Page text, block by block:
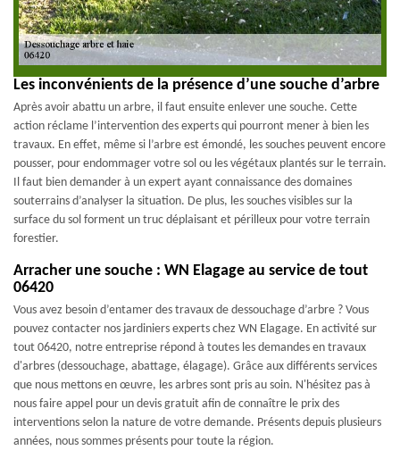
Les inconvénients de la présence d’une souche d’arbre
Après avoir abattu un arbre, il faut ensuite enlever une souche. Cette
action réclame l’intervention des experts qui pourront mener à bien les
travaux. En effet, même si l’arbre est émondé, les souches peuvent encore
pousser, pour endommager votre sol ou les végétaux plantés sur le terrain.
Il faut bien demander à un expert ayant connaissance des domaines
souterrains d’analyser la situation. De plus, les souches visibles sur la
surface du sol forment un truc déplaisant et périlleux pour votre terrain
forestier.
Arracher une souche : WN Elagage au service de tout
06420
Vous avez besoin d’entamer des travaux de dessouchage d’arbre ? Vous
pouvez contacter nos jardiniers experts chez WN Elagage. En activité sur
tout 06420, notre entreprise répond à toutes les demandes en travaux
d'arbres (dessouchage, abattage, élagage). Grâce aux différents services
que nous mettons en œuvre, les arbres sont pris au soin. N'hésitez pas à
nous faire appel pour un devis gratuit afin de connaître le prix des
interventions selon la nature de votre demande. Présents depuis plusieurs
années, nous sommes présents pour toute la région.